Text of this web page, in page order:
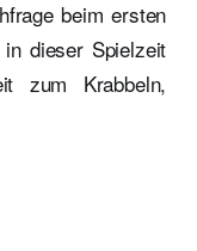
beim ersten
dieser Spielzeit
zum Krabbeln,